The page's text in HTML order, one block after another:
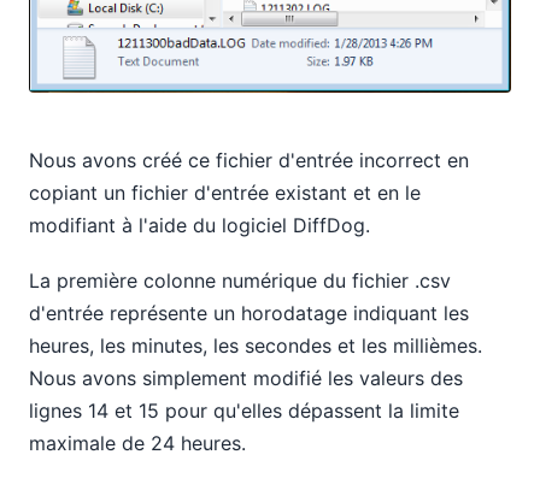
Nous avons créé ce fichier d'entrée incorrect en
copiant un fichier d'entrée existant et en le
modifiant à l'aide du logiciel DiffDog.
La première colonne numérique du fichier .csv
d'entrée représente un horodatage indiquant les
heures, les minutes, les secondes et les millièmes.
Nous avons simplement modifié les valeurs des
lignes 14 et 15 pour qu'elles dépassent la limite
maximale de 24 heures.